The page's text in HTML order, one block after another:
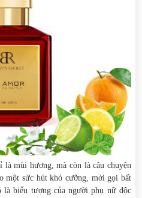
là mùi hương, mà còn là câu chuyện
một sức hút khó cưỡng, mời gọi bất
biểu tượng của người phụ nữ độc